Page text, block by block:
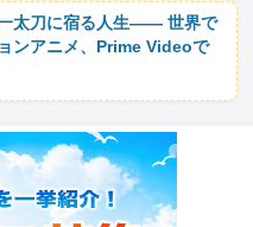
太刀に宿る人生―― 世界で
ンアニメ、Prime Videoで